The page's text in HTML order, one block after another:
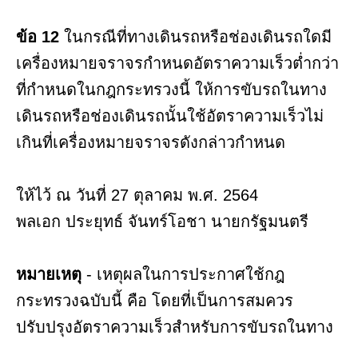
ข้อ 12 ในกรณีที่ทางเดินรถหรือช่องเดินรถใดมี
เครื่องหมายจราจรกำหนดอัตราความเร็วต่ำกว่า
ที่กำหนดในกฎกระทรวงนี้ ให้การขับรถในทาง
เดินรถหรือช่องเดินรถนั้นใช้อัตราความเร็วไม่
เกินที่เครื่องหมายจราจรดังกล่าวกำหนด
ให้ไว้ ณ วันที่ 27 ตุลาคม พ.ศ. 2564
พลเอก ประยุทธ์ จันทร์โอชา นายกรัฐมนตรี
หมายเหตุ - เหตุผลในการประกาศใช้กฎ
กระทรวงฉบับนี้ คือ โดยที่เป็นการสมควร
ปรับปรุงอัตราความเร็วสำหรับการขับรถในทาง